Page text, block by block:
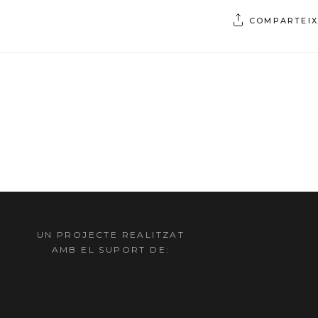
COMPARTEIX
UN PROJECTE REALITZAT
AMB EL SUPORT DE: